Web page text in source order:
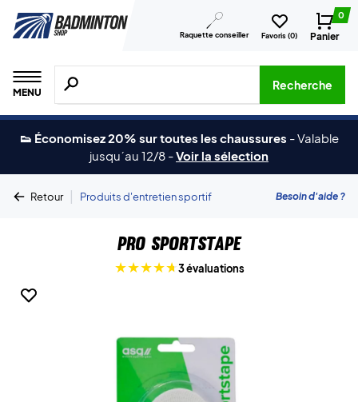
Raquette conseiller Favoris (0)
0
Panier
MENU
Recherche de produits, de marques, etc.
Recherche
👟 Économisez 20% sur toutes les chaussures -Valable
jusqu´au 12/8 -Voir la sélection
Retour | Produits d'entretien sportif Besoin d'aide ?
Pro Sportstape
3 évaluations